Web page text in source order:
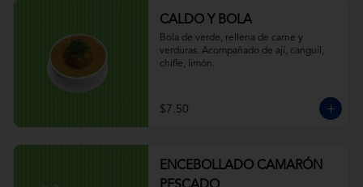
CALDO Y BOLA
Bola de verde, rellena de carne y
verduras. Acompañado de ají, canguil,
chifle, limón.
$7.50
ENCEBOLLADO CAMARÓN